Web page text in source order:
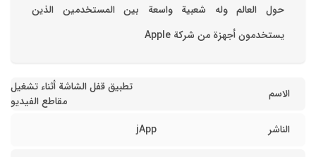
حول العالم وله شعبية واسعة بين المستخدمين الذين
يستخدمون أجهزة من شركة Apple
الاسم
تطبيق قفل الشاشة أثناء تشغيل
مقاطع الفيديو
الناشر
jApp